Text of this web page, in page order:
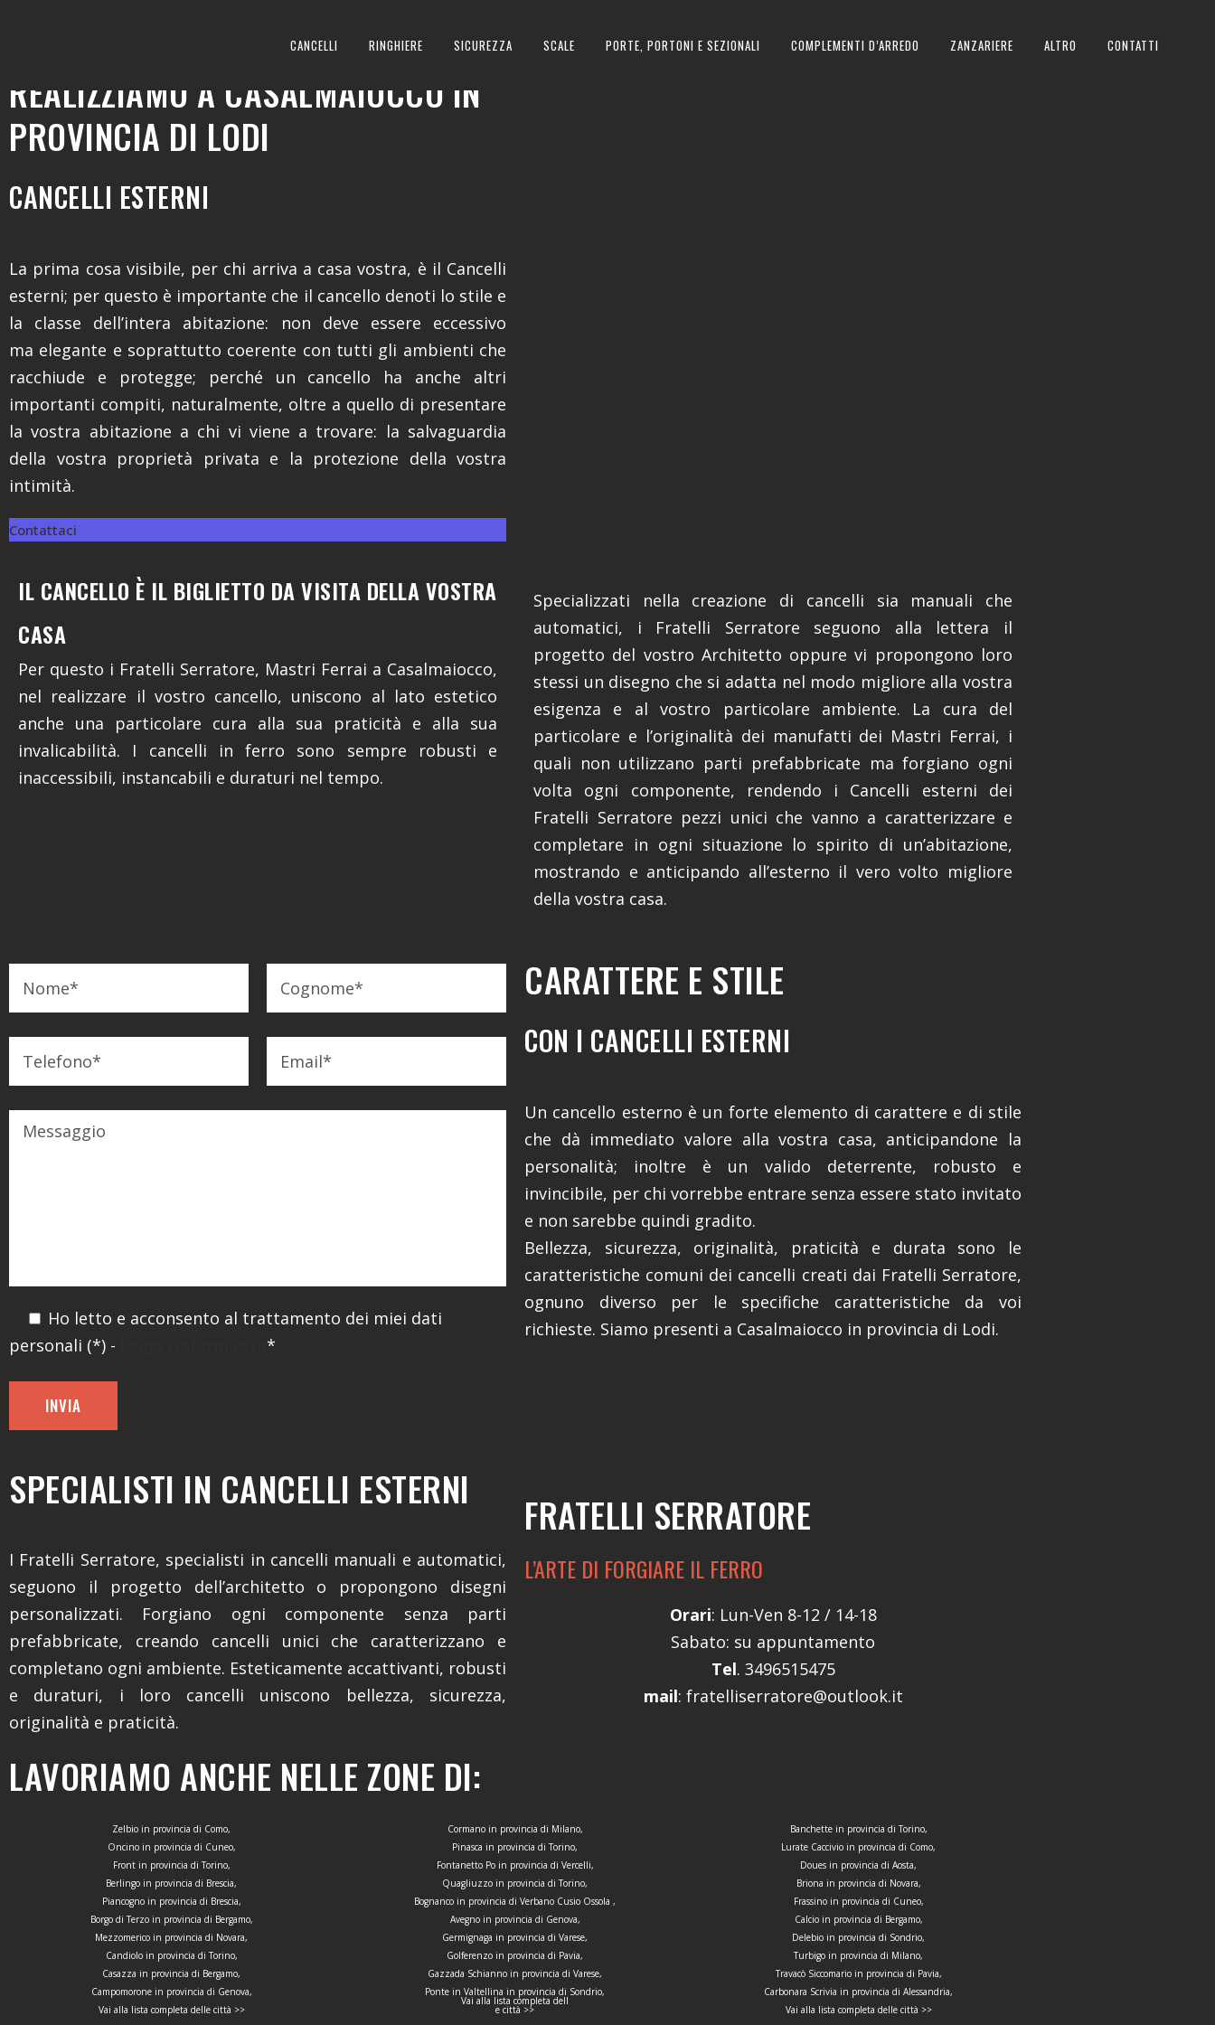
CANCELLI RINGHIERE SICUREZZA SCALE PORTE, PORTONI E SEZIONALI COMPLEMENTI D’ARREDO ZANZARIERE ALTRO CONTATTI
REALIZZIAMO A CASALMAIOCCO IN
PROVINCIA DI LODI
CANCELLI ESTERNI
La prima cosa visibile, per chi arriva a casa vostra, è il Cancelli
esterni; per questo è importante che il cancello denoti lo stile e
la classe dell’intera abitazione: non deve essere eccessivo
ma elegante e soprattutto coerente con tutti gli ambienti che
racchiude e protegge; perché un cancello ha anche altri
importanti compiti, naturalmente, oltre a quello di presentare
la vostra abitazione a chi vi viene a trovare: la salvaguardia
della vostra proprietà privata e la protezione della vostra
intimità.
Contattaci
IL CANCELLO È IL BIGLIETTO DA VISITA DELLA VOSTRA
CASA
Per questo i Fratelli Serratore, Mastri Ferrai a Casalmaiocco,
nel realizzare il vostro cancello, uniscono al lato estetico
anche una particolare cura alla sua praticità e alla sua
invalicabilità. I cancelli in ferro sono sempre robusti e
inaccessibili, instancabili e duraturi nel tempo.
Specializzati nella creazione di cancelli sia manuali che
automatici, i Fratelli Serratore seguono alla lettera il
progetto del vostro Architetto oppure vi propongono loro
stessi un disegno che si adatta nel modo migliore alla vostra
esigenza e al vostro particolare ambiente. La cura del
particolare e l’originalità dei manufatti dei Mastri Ferrai, i
quali non utilizzano parti prefabbricate ma forgiano ogni
volta ogni componente, rendendo i Cancelli esterni dei
Fratelli Serratore pezzi unici che vanno a caratterizzare e
completare in ogni situazione lo spirito di un’abitazione,
mostrando e anticipando all’esterno il vero volto migliore
della vostra casa.
Ho letto e acconsento al trattamento dei miei dati
personali (*) -
*
CARATTERE E STILE
CON I CANCELLI ESTERNI
Un cancello esterno è un forte elemento di carattere e di stile
che dà immediato valore alla vostra casa, anticipandone la
personalità; inoltre è un valido deterrente, robusto e
invincibile, per chi vorrebbe entrare senza essere stato invitato
e non sarebbe quindi gradito.
Bellezza, sicurezza, originalità, praticità e durata sono le
caratteristiche comuni dei cancelli creati dai Fratelli Serratore,
ognuno diverso per le specifiche caratteristiche da voi
richieste. Siamo presenti a Casalmaiocco in provincia di Lodi.
SPECIALISTI IN CANCELLI ESTERNI
I Fratelli Serratore, specialisti in cancelli manuali e automatici,
seguono il progetto dell’architetto o propongono disegni
personalizzati. Forgiano ogni componente senza parti
prefabbricate, creando cancelli unici che caratterizzano e
completano ogni ambiente. Esteticamente accattivanti, robusti
e duraturi, i loro cancelli uniscono bellezza, sicurezza,
originalità e praticità.
FRATELLI SERRATORE
L’ARTE DI FORGIARE IL FERRO
Orari: Lun-Ven 8-12 / 14-18
Sabato: su appuntamento
Tel. 3496515475
mail: fratelliserratore@outlook.it
LAVORIAMO ANCHE NELLE ZONE DI:
Zelbio in provincia di Como,
Oncino in provincia di Cuneo,
Front in provincia di Torino,
Berlingo in provincia di Brescia,
Piancogno in provincia di Brescia,
Borgo di Terzo in provincia di Bergamo,
Mezzomerico in provincia di Novara,
Candiolo in provincia di Torino,
Casazza in provincia di Bergamo,
Campomorone in provincia di Genova,
Vai alla lista completa delle città >>
Cormano in provincia di Milano,
Pinasca in provincia di Torino,
Fontanetto Po in provincia di Vercelli,
Quagliuzzo in provincia di Torino,
Bognanco in provincia di Verbano Cusio Ossola ,
Avegno in provincia di Genova,
Germignaga in provincia di Varese,
Golferenzo in provincia di Pavia,
Gazzada Schianno in provincia di Varese,
Ponte in Valtellina in provincia di Sondrio,
Vai alla lista completa dell
e città >>
Banchette in provincia di Torino,
Lurate Caccivio in provincia di Como,
Doues in provincia di Aosta,
Briona in provincia di Novara,
Frassino in provincia di Cuneo,
Calcio in provincia di Bergamo,
Delebio in provincia di Sondrio,
Turbigo in provincia di Milano,
Travacò Siccomario in provincia di Pavia,
Carbonara Scrivia in provincia di Alessandria,
Vai alla lista completa delle città >>